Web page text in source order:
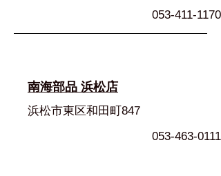
053-411-1170
南海部品 浜松店
浜松市東区和田町847
053-463-0111